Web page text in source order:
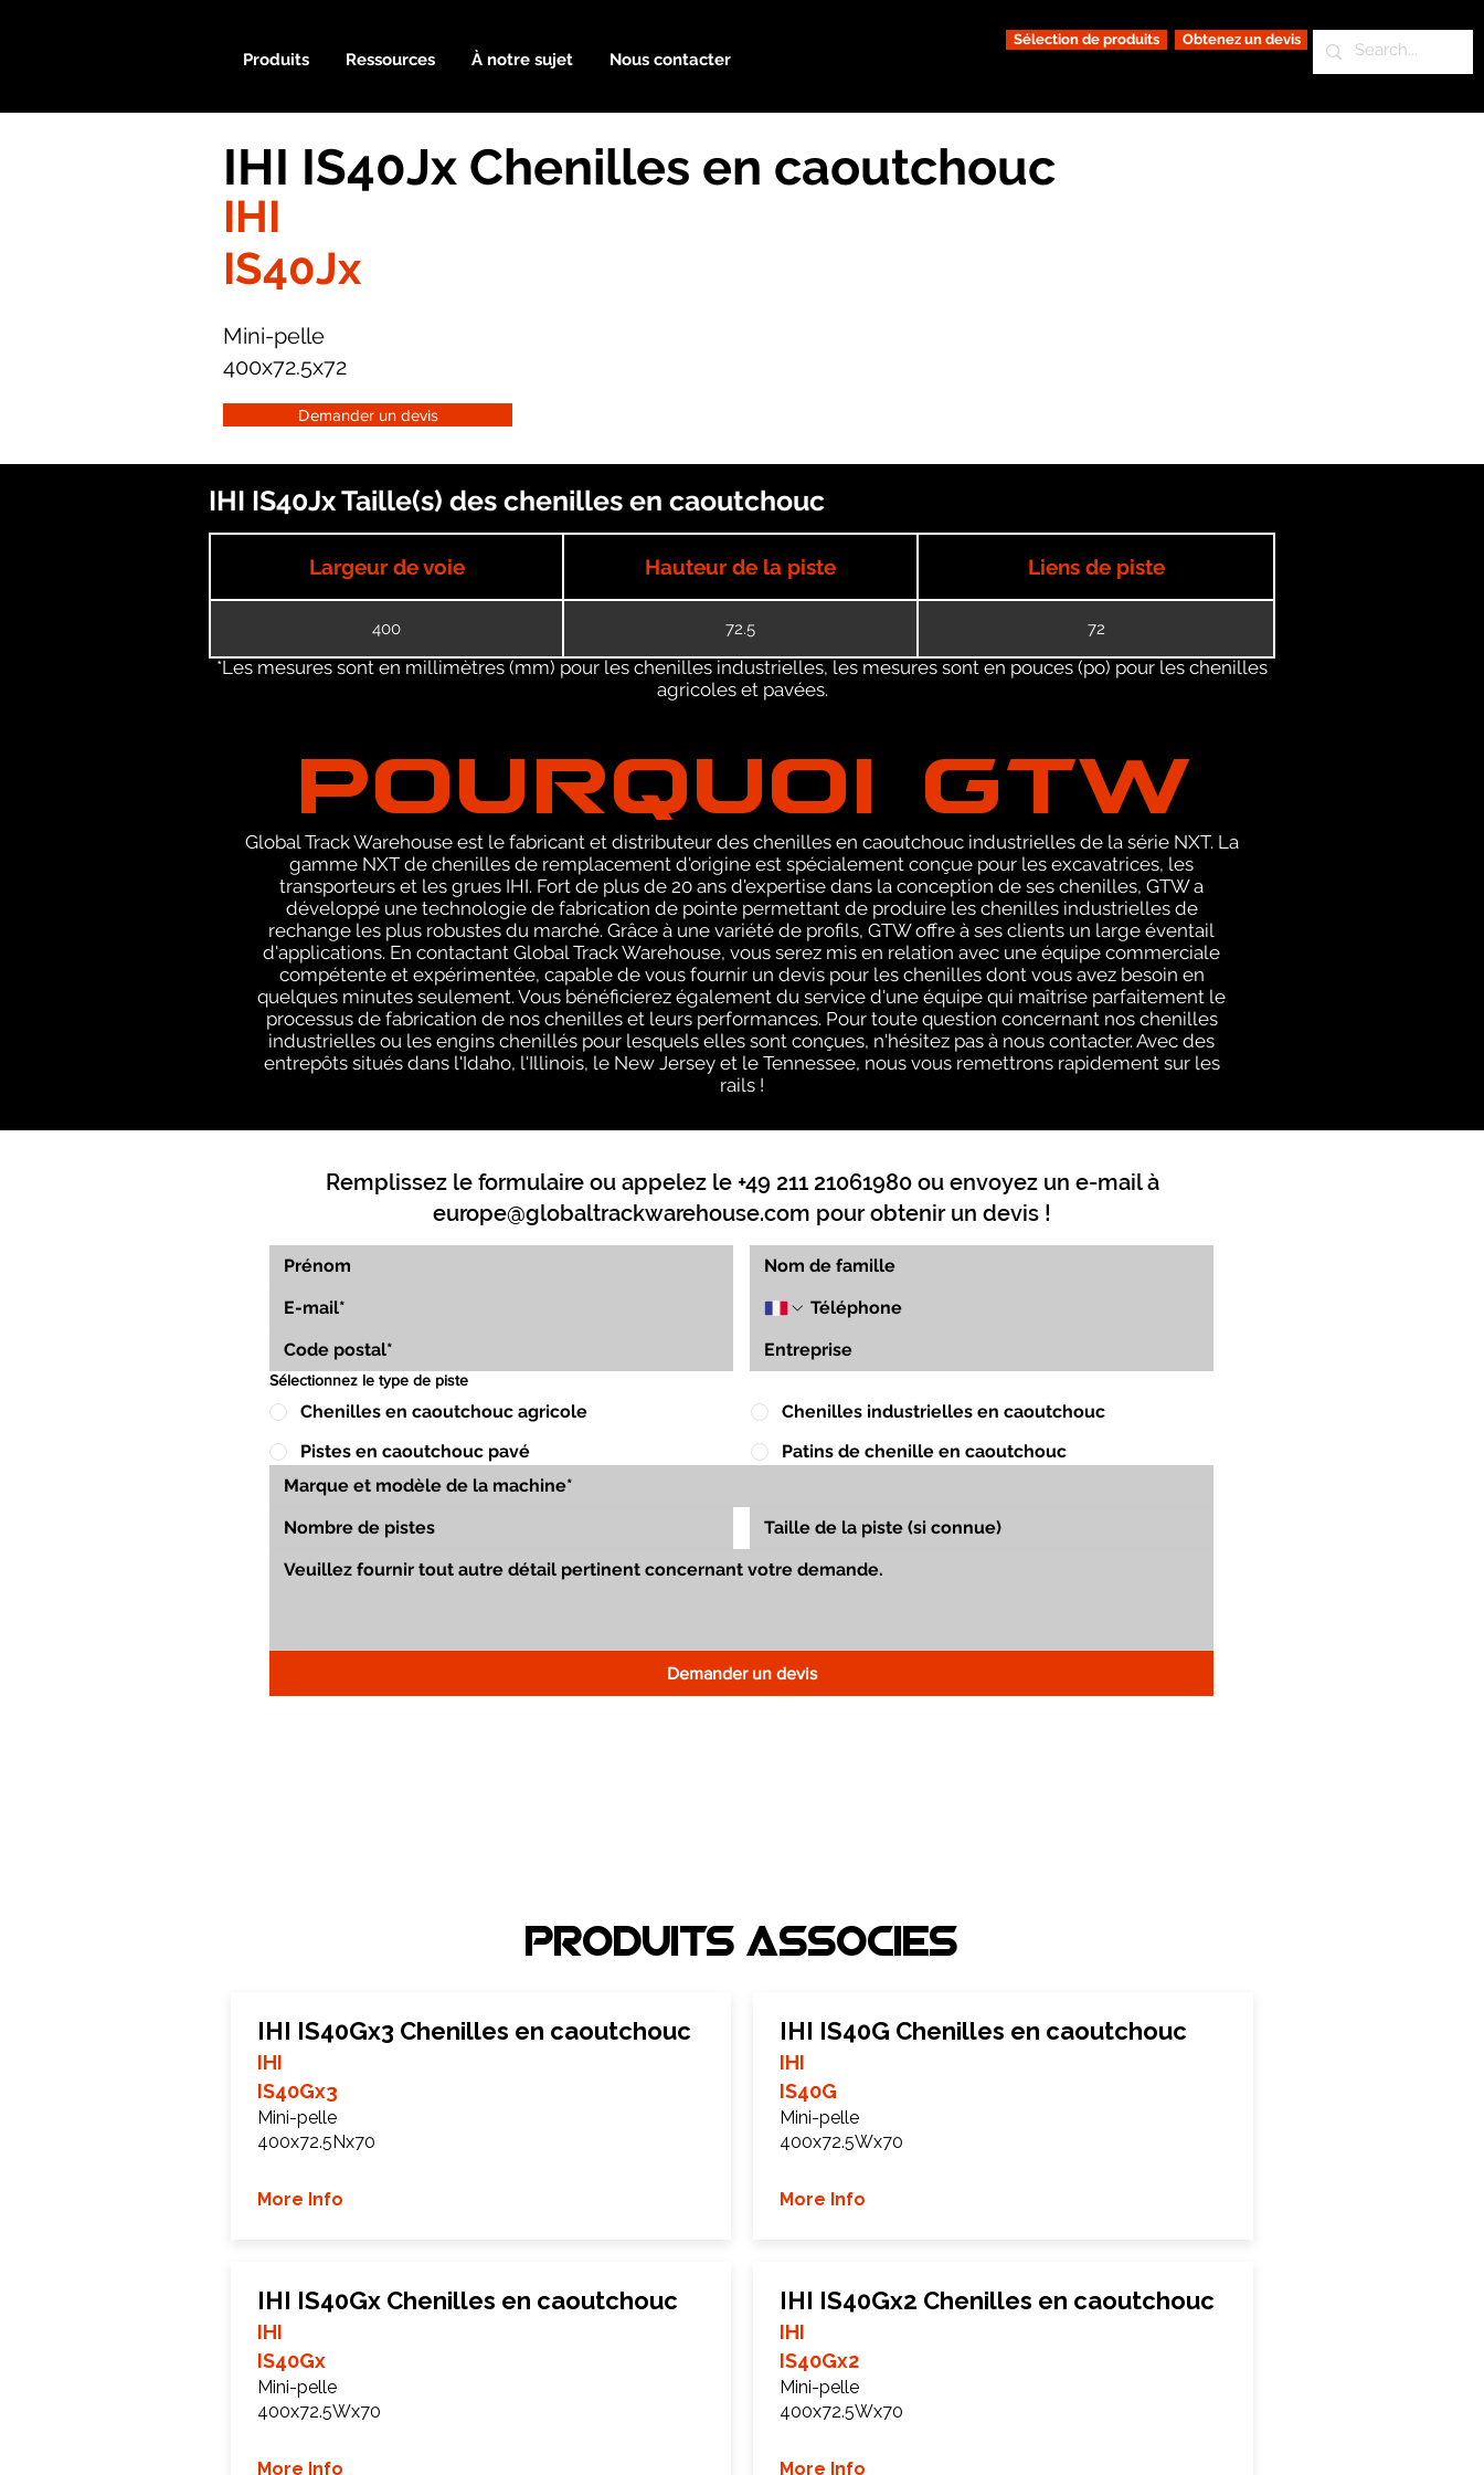
Produits Ressources À notre sujet Nous contacter
Sélection de produits Obtenez un devis
IHI IS40Jx Chenilles en caoutchouc
IHI
IS40Jx
Mini-pelle
400x72.5x72
Demander un devis
IHI IS40Jx Taille(s) des chenilles en caoutchouc
Largeur de voie Hauteur de la piste Liens de piste
400 72.5 72
*Les mesures sont en millimètres (mm) pour les chenilles industrielles, les mesures sont en pouces (po) pour les chenilles
agricoles et pavées.
POURQUOI GTW
Global Track Warehouse est le fabricant et distributeur des chenilles en caoutchouc industrielles de la série NXT. La
gamme NXT de chenilles de remplacement d'origine est spécialement conçue pour les excavatrices, les
transporteurs et les grues IHI. Fort de plus de 20 ans d'expertise dans la conception de ses chenilles, GTW a
développé une technologie de fabrication de pointe permettant de produire les chenilles industrielles de
rechange les plus robustes du marché. Grâce à une variété de profils, GTW offre à ses clients un large éventail
d'applications. En contactant Global Track Warehouse, vous serez mis en relation avec une équipe commerciale
compétente et expérimentée, capable de vous fournir un devis pour les chenilles dont vous avez besoin en
quelques minutes seulement. Vous bénéficierez également du service d'une équipe qui maîtrise parfaitement le
processus de fabrication de nos chenilles et leurs performances. Pour toute question concernant nos chenilles
industrielles ou les engins chenillés pour lesquels elles sont conçues, n'hésitez pas à nous contacter. Avec des
entrepôts situés dans l'Idaho, l'Illinois, le New Jersey et le Tennessee, nous vous remettrons rapidement sur les
rails !
Remplissez le formulaire ou appelez le +49 211 21061980 ou envoyez un e-mail à
europe@globaltrackwarehouse.com pour obtenir un devis !
Sélectionnez le type de piste
Chenilles en caoutchouc agricole
Chenilles industrielles en caoutchouc
Pistes en caoutchouc pavé
Patins de chenille en caoutchouc
Demander un devis
Produits associEs
IHI IS40Gx3 Chenilles en caoutchouc
IHI
IS40Gx3
Mini-pelle
400x72.5Nx70
More Info
IHI IS40Gx Chenilles en caoutchouc
IHI
IS40Gx
Mini-pelle
400x72.5Wx70
More Info
IHI IS40G Chenilles en caoutchouc
IHI
IS40G
Mini-pelle
400x72.5Wx70
More Info
IHI IS40Gx2 Chenilles en caoutchouc
IHI
IS40Gx2
Mini-pelle
400x72.5Wx70
More Info